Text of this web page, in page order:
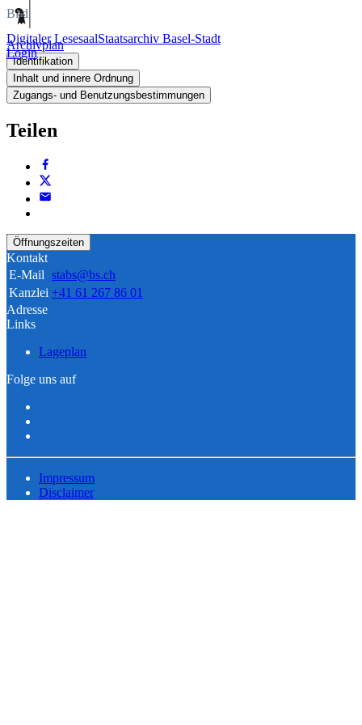
Digitaler LesesaalStaatsarchiv Basel-Stadt
Login
Bild
Archivplan
Identifikation
Inhalt und innere Ordnung
Zugangs- und Benutzungsbestimmungen
Teilen
Öffnungszeiten
Kontakt
E-Mail stabs@bs.ch
Kanzlei +41 61 267 86 01
Adresse
Links
Lageplan
Folge uns auf
Impressum
Disclaimer